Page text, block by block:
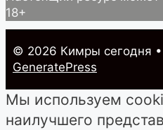
18+
© 2026 Кимры cегодня
GeneratePress
Мы используем
наилучшего